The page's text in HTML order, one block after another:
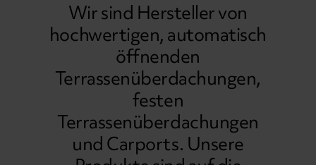
Wir sind Hersteller von
hochwertigen, automatisch
öffnenden
Terrassenüberdachungen,
festen
Terrassenüberdachungen
und Carports. Unsere